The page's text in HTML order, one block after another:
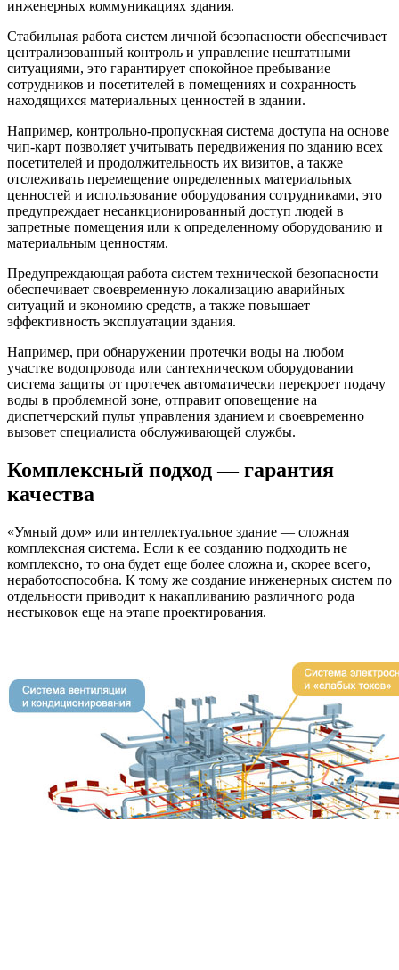
инженерных коммуникациях здания.
Стабильная работа систем личной безопасности обеспечивает
централизованный контроль и управление нештатными
ситуациями, это гарантирует спокойное пребывание
сотрудников и посетителей в помещениях и сохранность
находящихся материальных ценностей в здании.
Например, контрольно-пропускная система доступа на основе
чип-карт позволяет учитывать передвижения по зданию всех
посетителей и продолжительность их визитов, а также
отслеживать перемещение определенных материальных
ценностей и использование оборудования сотрудниками, это
предупреждает несанкционированный доступ людей в
запретные помещения или к определенному оборудованию и
материальным ценностям.
Предупреждающая работа систем технической безопасности
обеспечивает своевременную локализацию аварийных
ситуаций и экономию средств, а также повышает
эффективность эксплуатации здания.
Например, при обнаружении протечки воды на любом
участке водопровода или сантехническом оборудовании
система защиты от протечек автоматически перекроет подачу
воды в проблемной зоне, отправит оповещение на
диспетчерский пульт управления зданием и своевременно
вызовет специалиста обслуживающей службы.
Комплексный подход — гарантия
качества
«Умный дом» или интеллектуальное здание — сложная
комплексная система. Если к ее созданию подходить не
комплексно, то она будет еще более сложна и, скорее всего,
неработоспособна. К тому же создание инженерных систем по
отдельности приводит к накапливанию различного рода
нестыковок еще на этапе проектирования.